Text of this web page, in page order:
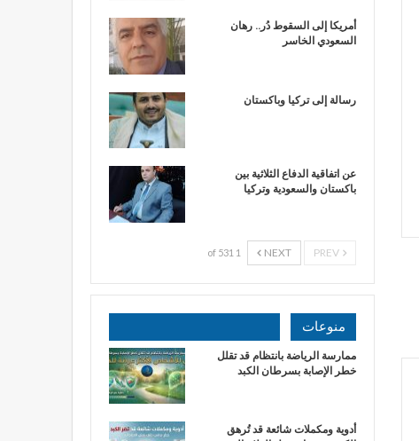
أمريكا إلى السقوط دُر.. رهان
السعودي الخاسر
رسالة إلى تركيا وباكستان
عن اتفاقية الدفاع الثلاثية بين
باكستان والسعودية وتركيا
NEXT
1 of 531
منوعات
ممارسة الرياضة بانتظام قد تقلل
خطر الإصابة بسرطان الكبد
أدوية ومكملات شائعة قد تُرهق